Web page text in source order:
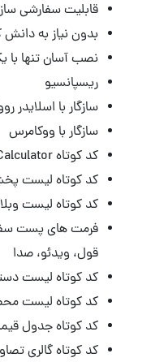
قابلیت سفارشی
بدون نیاز به
نصب آسان تنها با
ریسپانسیو
سازگار با اسلایدر
سازگار با ووکامرس
کد کوتاه BMI Calculator
کد کوتاه لیست
کد کوتاه لیست
فرمت های پست
قول، ویدئو، صدا
کد کوتاه لیست
کد کوتاه لیست
کد کوتاه جدول
کد کوتاه گالری